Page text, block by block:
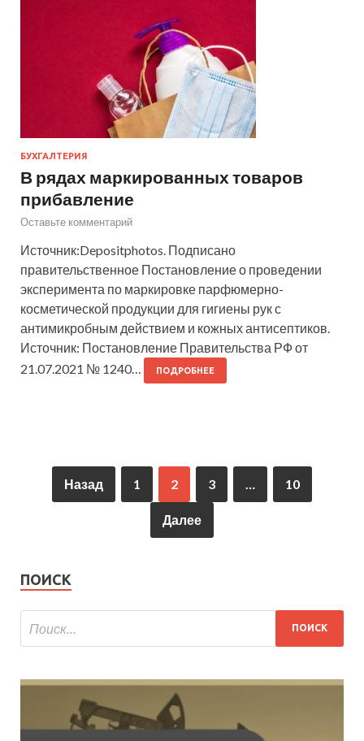
БУХГАЛТЕРИЯ
В рядах маркированных товаров
прибавление
Оставьте комментарий
Источник:Depositphotos. Подписано
правительственное Постановление о проведении
эксперимента по маркировке парфюмерно-
косметической продукции для гигиены рук с
антимикробным действием и кожных антисептиков.
Источник: Постановление Правительства РФ от
21.07.2021 № 1240…
ПОДРОБНЕЕ
Назад 1 2 3 … 10
Далее
ПОИСК